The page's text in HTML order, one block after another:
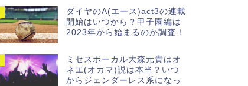
ダイヤのA(エース)act3の連載
開始はいつから？甲子園編は
2023年から始まるのか調査！
ミセスボーカル大森元貴はオ
ネエ(オカマ)説は本当？いつ
からジェンダーレス系になっ